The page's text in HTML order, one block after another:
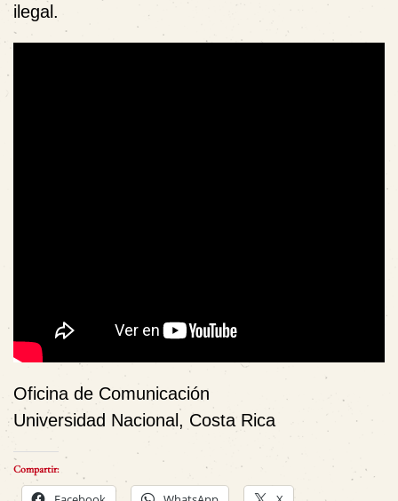
ilegal.
Oficina de Comunicación
Universidad Nacional, Costa Rica
Compartir: